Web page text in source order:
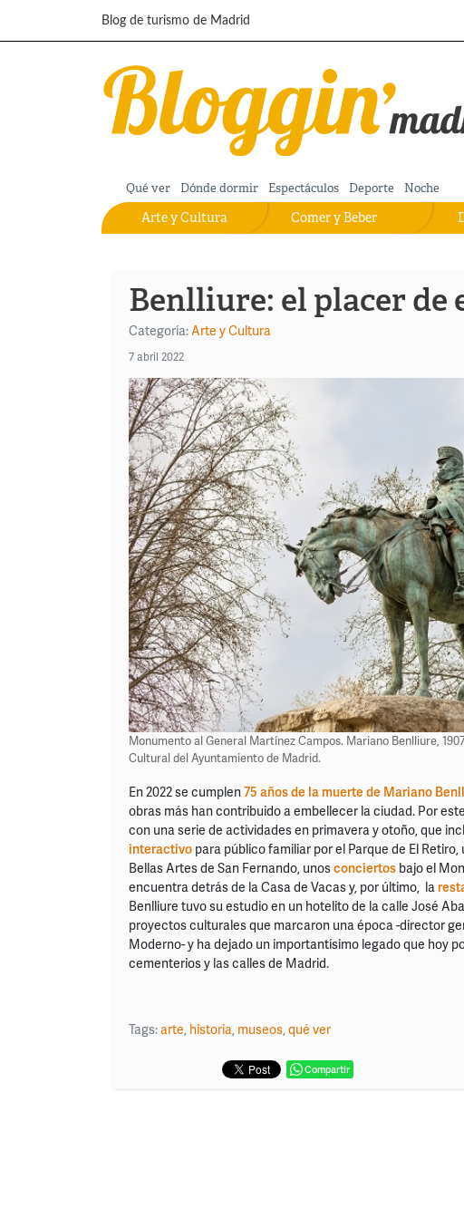
Pasar al contenido principal
Blog de turismo de Madrid
Qué ver Dónde dormir Espectáculos Deporte Noche
Comer y Beber
Arte y Cultura
Benlliure: el placer de
Categoría:Arte y Cultura
7 abril 2022
Monumento al General Martínez Campos. Mariano Benlliure,
Cultural del Ayuntamiento de Madrid.
En 2022 se cumplen75 años de la muerte de Mariano
obras más han contribuido a embellecer la ciudad. Por
con una serie de actividades en primavera y otoño, que
interactivo para público familiar por el Parque de El Retiro,
Bellas Artes de San Fernando, unosconciertos bajo el
encuentra detrás de la Casa de Vacas y, por último, la
Benlliure tuvo su estudio en un hotelito de la calle José
proyectos culturales que marcaron una época -director
Moderno- y ha dejado un importantísimo legado que hoy
cementerios y las calles de Madrid.
Tags:arte, historia, museos,qué ver
Compartir